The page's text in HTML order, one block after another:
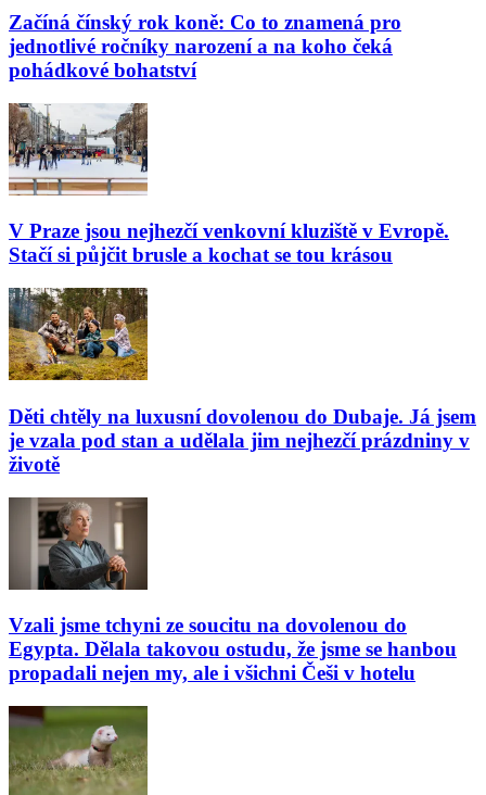
Začíná čínský rok koně: Co to znamená pro
jednotlivé ročníky narození a na koho čeká
pohádkové bohatství
V Praze jsou nejhezčí venkovní kluziště v Evropě.
Stačí si půjčit brusle a kochat se tou krásou
Děti chtěly na luxusní dovolenou do Dubaje. Já jsem
je vzala pod stan a udělala jim nejhezčí prázdniny v
životě
Vzali jsme tchyni ze soucitu na dovolenou do
Egypta. Dělala takovou ostudu, že jsme se hanbou
propadali nejen my, ale i všichni Češi v hotelu